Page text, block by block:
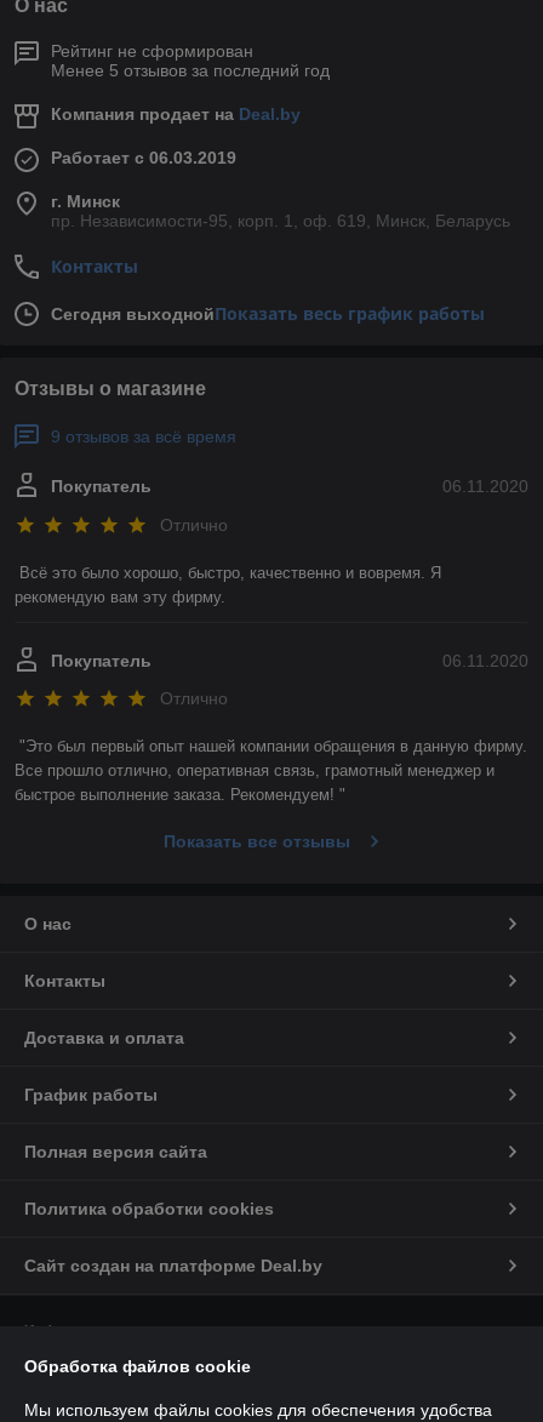
О нас
Рейтинг не сформирован
Менее 5 отзывов за последний год
Компания продает на Deal.by
Работает с 06.03.2019
г. Минск
пр. Независимости-95, корп. 1, оф. 619, Минск, Беларусь
Контакты
Сегодня выходнойПоказать весь график работы
Отзывы о магазине
9 отзывов за всё время
06.11.2020
Покупатель
Отлично
Всё это было хорошо, быстро, качественно и вовремя. Я
рекомендую вам эту фирму.
06.11.2020
Покупатель
Отлично
"Это был первый опыт нашей компании обращения в данную фирму.
Все прошло отлично, оперативная связь, грамотный менеджер и
быстрое выполнение заказа. Рекомендуем! "
Показать все отзывы
О нас
Контакты
Доставка и оплата
График работы
Полная версия сайта
Политика обработки cookies
Сайт создан на платформе Deal.by
Информация для покупателя
Юридическое лицо:Общество с ограниченной ответственностью
220030, Республика Беларусь, г.Минск, ул.Комсомольская, 11-7Д
Обработка файлов cookie
Мы используем файлы cookies для обеспечения удобства